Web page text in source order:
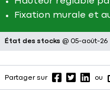
Fixation murale et
État des stocks @ 05-août-26
Partager sur ou